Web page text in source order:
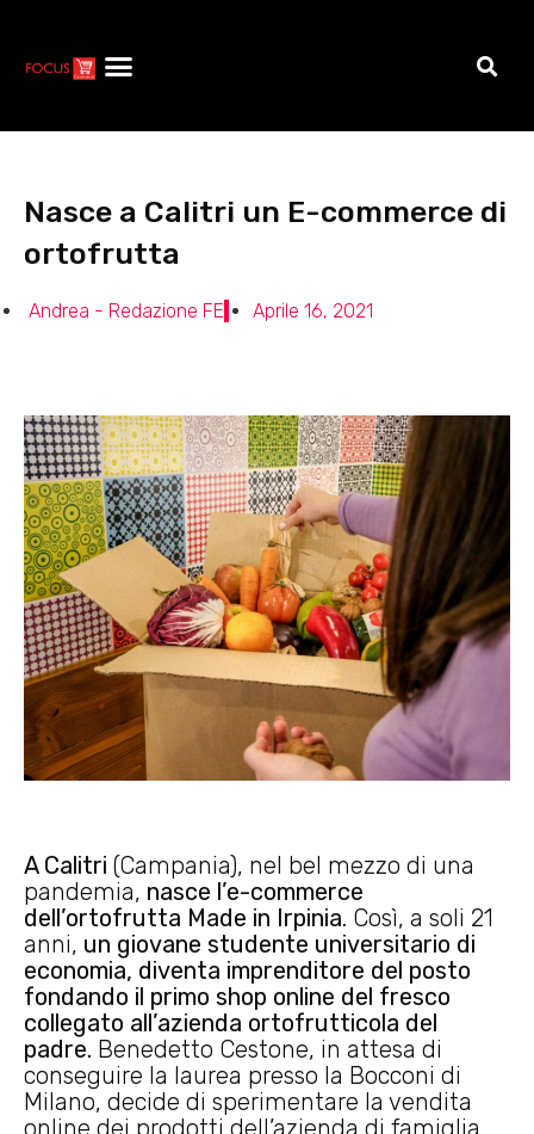
Nasce a Calitri un E-commerce di
ortofrutta
Andrea - Redazione FE Aprile 16, 2021
A Calitri (Campania), nel bel mezzo di una
pandemia, nasce l’e-commerce
dell’ortofrutta Made in Irpinia. Così, a soli 21
anni, un giovane studente universitario di
economia, diventa imprenditore del posto
fondando il primo shop online del fresco
collegato all’azienda ortofrutticola del
padre. Benedetto Cestone, in attesa di
conseguire la laurea presso la Bocconi di
Milano, decide di sperimentare la vendita
online dei prodotti dell’azienda di famiglia.